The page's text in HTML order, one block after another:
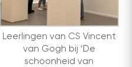
Leerlingen van CS Vincent
van Gogh bij ‘De
schoonheid van